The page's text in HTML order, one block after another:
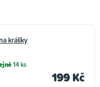
králiky
14 ks
199 Kč